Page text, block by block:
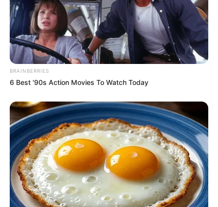
Fonte:tettiartesanato
BRAINBERRIES
6 Best '90s Action Movies To Watch Today